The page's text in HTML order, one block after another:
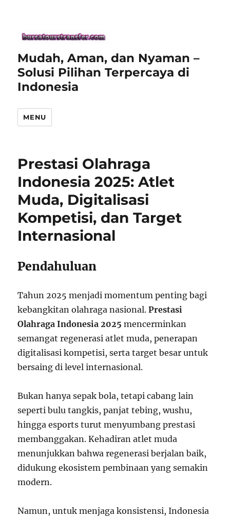
Mudah, Aman, dan Nyaman –
Solusi Pilihan Terpercaya di
Indonesia
MENU
Prestasi Olahraga
Indonesia 2025: Atlet
Muda, Digitalisasi
Kompetisi, dan Target
Internasional
Pendahuluan
Tahun 2025 menjadi momentum penting bagi
kebangkitan olahraga nasional.Prestasi
Olahraga Indonesia 2025 mencerminkan
semangat regenerasi atlet muda, penerapan
digitalisasi kompetisi, serta target besar untuk
bersaing di level internasional.
Bukan hanya sepak bola, tetapi cabang lain
seperti bulu tangkis, panjat tebing, wushu,
hingga esports turut menyumbang prestasi
membanggakan. Kehadiran atlet muda
menunjukkan bahwa regenerasi berjalan baik,
didukung ekosistem pembinaan yang semakin
modern.
Namun, untuk menjaga konsistensi, Indonesia